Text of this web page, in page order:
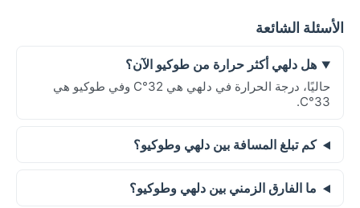
الأسئلة الشائعة
هل دلهي أكثر حرارة من طوكيو الآن؟
حاليًا، درجة الحرارة في دلهي هي 32°C وفي طوكيو هي
33°C.
كم تبلغ المسافة بين دلهي وطوكيو؟
ما الفارق الزمني بين دلهي وطوكيو؟